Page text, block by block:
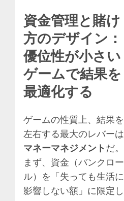
資金管理と賭け
方のデザイン：
優位性が小さい
ゲームで結果を
最適化する
ゲームの性質上、結果を
左右する最大のレバーは
マネーマネジメントだ。
まず、資金（バンクロー
ル）を「失っても生活に
影響しない額」に限定し